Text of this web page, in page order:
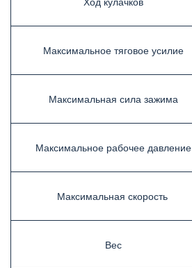
Максимальное тяговое усилие­
Максимальная сила зажима­
Максимальное рабочее давление­
Максимальная скорость ­
Вес